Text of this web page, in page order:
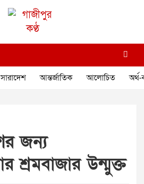
সারাদেশ আন্তর্জাতিক আলোচিত অর্থ-
জন্য
শ্রমবাজার উন্মুক্ত